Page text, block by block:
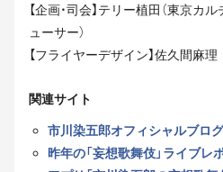
【企画・司会】テリー植田（東京カ
ューサー）
【フライヤーデザイン】佐久間麻理
関連サイト
市川染五郎オフィシャルブロ
昨年の「妄想歌舞伎」ライブレ